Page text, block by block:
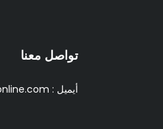
تواصل معنا
أيميل :